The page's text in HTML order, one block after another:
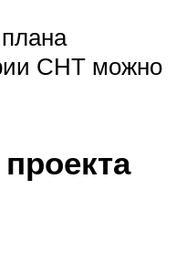
СНТ можно